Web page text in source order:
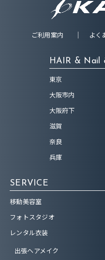
ご利用案内 よく
HAIR & Nail
東京
大阪市内
大阪府下
滋賀
奈良
兵庫
SERVICE
移動美容室
フォトスタジオ
レンタル衣装
出張ヘアメイク